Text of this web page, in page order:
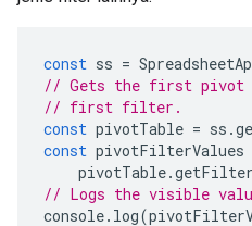
const ss =
// Gets the first pivot
// first filter.
const pivotTable = ss .
const pivotFilterValues
pivotTable.
// Logs the visible
console. log(